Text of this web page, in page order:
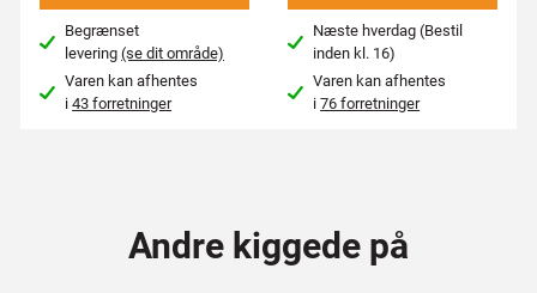
Begrænset
levering(se dit område)
Varen kan afhentes
i43 forretninger
Næste hverdag (Bestil
inden kl. 16)
Varen kan afhentes
i76 forretninger
Andre kiggede på